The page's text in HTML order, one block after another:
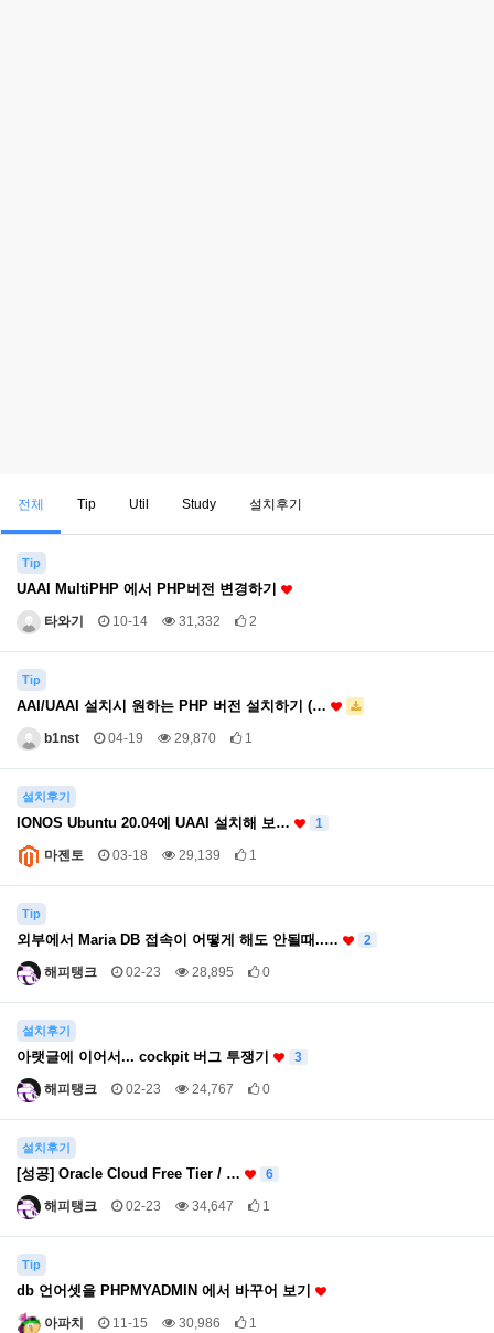
전체 Tip Util Study 설치후기
Tip
UAAI MultiPHP 에서 PHP버전 변경하기
타와기 10-14 31,332 2
Tip
AAI/UAAI 설치시 원하는 PHP 버전 설치하기 (…
b1nst 04-19 29,870 1
설치후기
IONOS Ubuntu 20.04에 UAAI 설치해 보… 1
마젠토 03-18 29,139 1
Tip
외부에서 Maria DB 접속이 어떻게 해도 안될때..… 2
해피탱크 02-23 28,895 0
설치후기
아랫글에 이어서... cockpit 버그 투쟁기 3
해피탱크 02-23 24,767 0
설치후기
[성공] Oracle Cloud Free Tier / … 6
해피탱크 02-23 34,647 1
Tip
db 언어셋을 PHPMYADMIN 에서 바꾸어 보기
아파치 11-15 30,986 1